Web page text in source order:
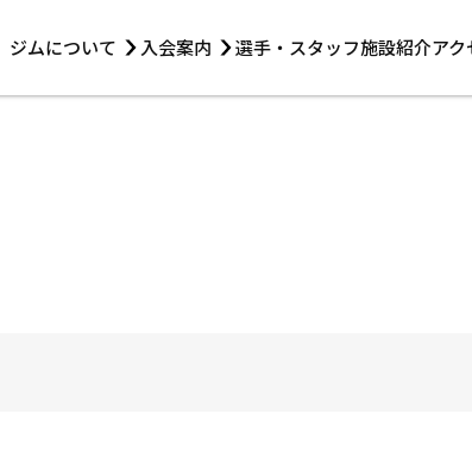
ジムについて 入会案内 選手・スタッフ施設紹介アク